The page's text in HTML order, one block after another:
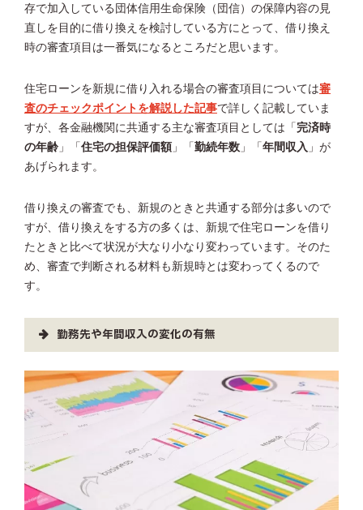
存で加入している団体信用生命保険（団信）の保障内容の見
直しを目的に借り換えを検討している方にとって、借り換え
時の審査項目は一番気になるところだと思います。
住宅ローンを新規に借り入れる場合の審査項目については審
査のチェックポイントを解説した記事で詳しく記載していま
すが、各金融機関に共通する主な審査項目としては「 完済時
の年齢 」「 住宅の担保評価額 」「 勤続年数 」「 年間収入 」が
あげられます。
借り換えの審査でも、新規のときと共通する部分は多いので
すが、借り換えをする方の多くは、新規で住宅ローンを借り
たときと比べて状況が大なり小なり変わっています。そのた
め、審査で判断される材料も新規時とは変わってくるので
す。
勤務先や年間収入の変化の有無